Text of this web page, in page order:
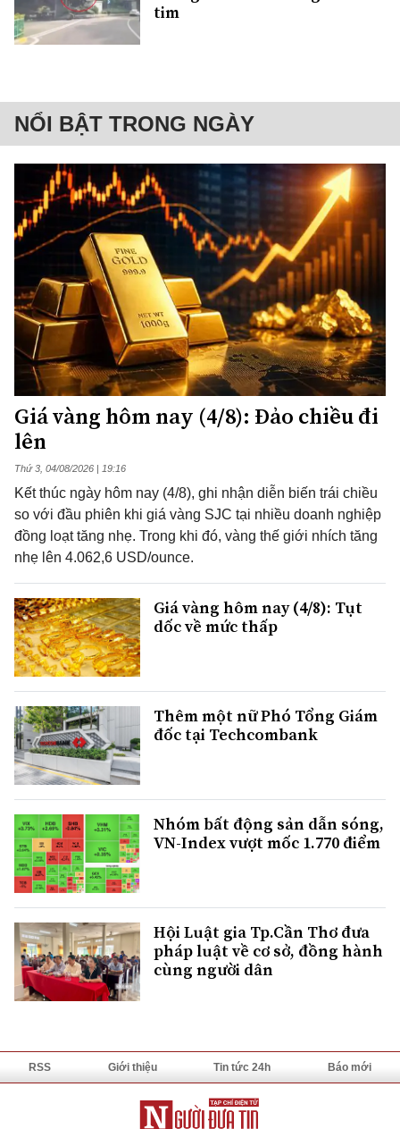
tim
NỔI BẬT TRONG NGÀY
Giá vàng hôm nay (4/8): Đảo chiều đi
lên
Thứ 3, 04/08/2026 | 19:16
Kết thúc ngày hôm nay (4/8), ghi nhận diễn biến trái chiều
so với đầu phiên khi giá vàng SJC tại nhiều doanh nghiệp
đồng loạt tăng nhẹ. Trong khi đó, vàng thế giới nhích tăng
nhẹ lên 4.062,6 USD/ounce.
Giá vàng hôm nay (4/8): Tụt
dốc về mức thấp
Thêm một nữ Phó Tổng Giám
đốc tại Techcombank
Nhóm bất động sản dẫn sóng,
VN-Index vượt mốc 1.770 điểm
Hội Luật gia Tp.Cần Thơ đưa
pháp luật về cơ sở, đồng hành
cùng người dân
RSS Giới thiệu Tin tức 24h Báo mới